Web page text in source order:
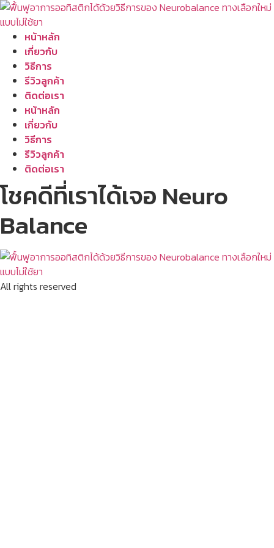
Skip
to
contentหน้าหลัก
เกี่ยวกับ
วิธีการ
รีวิวลูกค้า
ติดต่อเรา
Menu หน้าหลัก
เกี่ยวกับ
วิธีการ
รีวิวลูกค้า
ติดต่อเรา
โชคดีที่เราได้เจอ Neuro
Balance
All rights reserved